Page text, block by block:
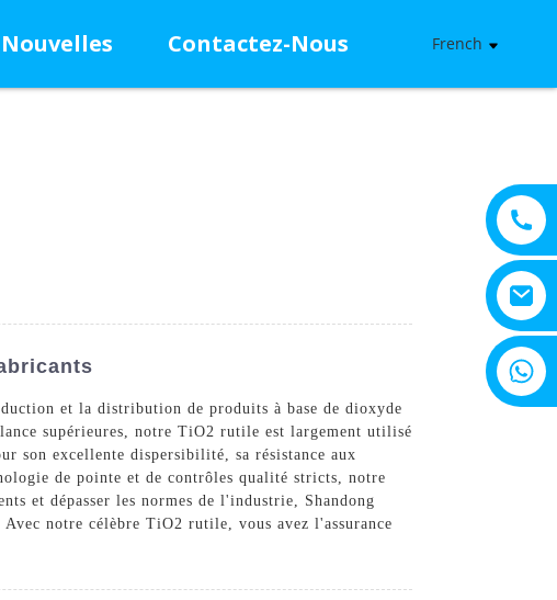
Nouvelles Contactez-Nous French
et la distribution de produits à base de dioxyde
supérieures, notre TiO2 rutile est largement utilisé
son excellente dispersibilité, sa résistance aux
de pointe et de contrôles qualité stricts, notre
et dépasser les normes de l'industrie, Shandong
notre célèbre TiO2 rutile, vous avez l'assurance